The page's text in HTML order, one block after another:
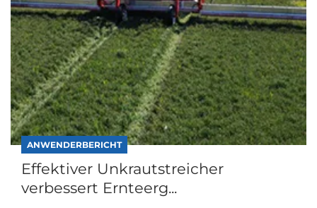
ANWENDERBERICHT
Effektiver Unkrautstreicher
verbessert Ernteerg...